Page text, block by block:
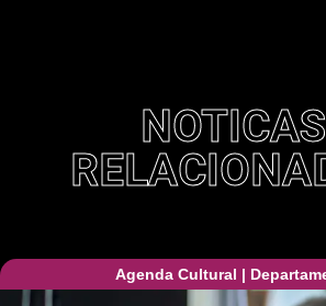
NOTICAS
Agenda Cultural |